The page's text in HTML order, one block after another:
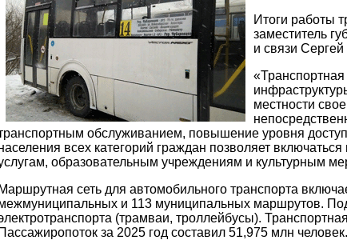
Итоги работы
заместитель
и связи
местности
обслуживанием, повышение уровня
всех категорий граждан позволяет
образовательным учреждениям и культурным
Маршрутная сеть для автомобильного транспорта
и 113 муниципальных маршрутов.
(трамваи, троллейбусы).
Пассажиропоток за 2025 год составил 51,975 млн человек.